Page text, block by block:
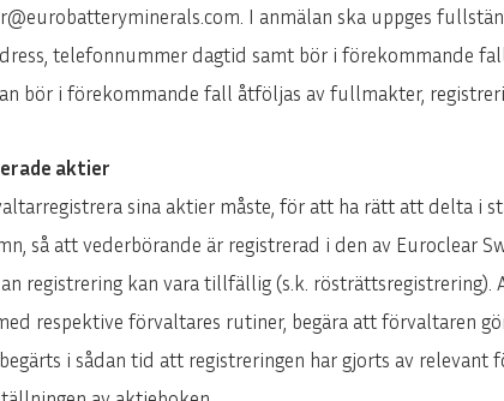
I anmälan ska uppges
telefonnummer dagtid samt bör i förekommande
bör i förekommande fall åtföljas av fullmakter,
aktier
sina aktier måste, för att ha rätt att delta i
så att vederbörande är registrerad i den av Euroclear
registrering kan vara tillfällig (s.k.
respektive förvaltares rutiner, begära att förvaltaren
i sådan tid att registreringen har gjorts av